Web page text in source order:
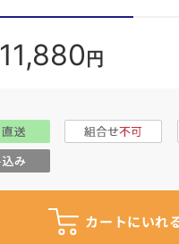
11,880 円